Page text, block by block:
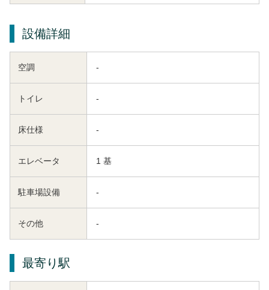
設備詳細
空調 -
トイレ -
床仕様 -
エレベータ 1 基
駐車場設備 -
その他 -
最寄り駅